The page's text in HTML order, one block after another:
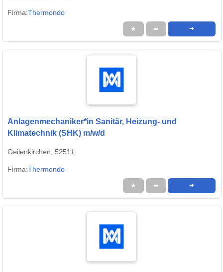
Firma:Thermondo
★ ➦ ➜
Anlagenmechaniker*in Sanitär, Heizung- und
Klimatechnik (SHK) m/w/d
Geilenkirchen, 52511
Firma:Thermondo
★ ➦ ➜